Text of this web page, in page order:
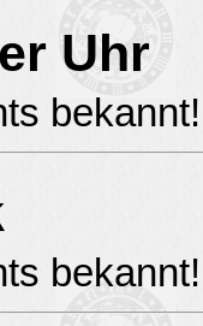
Uhr
bekannt!
bekannt!